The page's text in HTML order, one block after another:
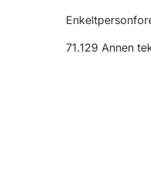
71.129 Annen